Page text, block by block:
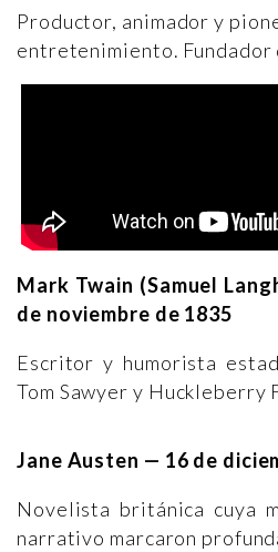
Productor, animador y
entretenimiento. Fundador
Mark Twain (Samuel
de noviembre de 1835
Escritor y humorista
Tom Sawyer y Huckleberry
Jane Austen — 16 de
Novelista británica cuya
narrativo marcaron